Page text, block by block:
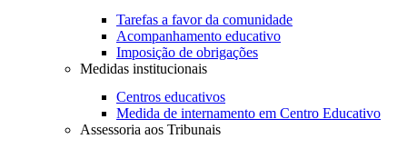
Tarefas a favor da comunidade
Acompanhamento educativo
Imposição de obrigações
Medidas institucionais
Centros educativos
Medida de internamento em Centro Educativo
Assessoria aos Tribunais